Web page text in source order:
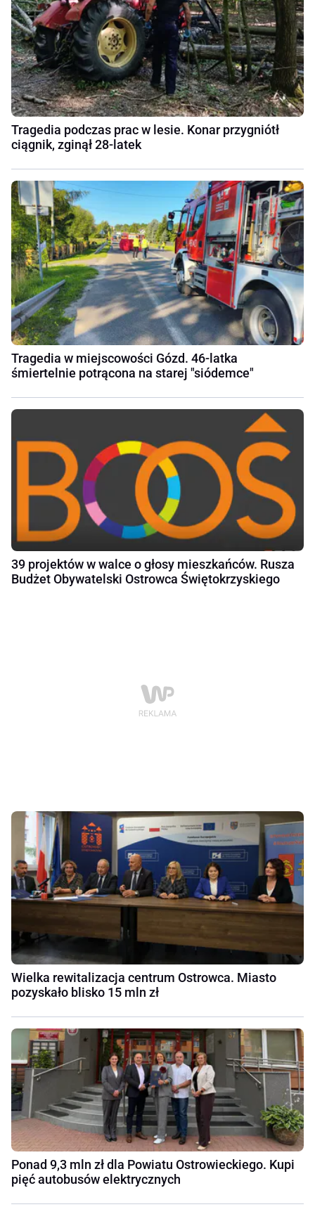
Tragedia podczas prac w lesie. Konar przygniótł
ciągnik, zginął 28-latek
Tragedia w miejscowości Gózd. 46-latka
śmiertelnie potrącona na starej "siódemce"
39 projektów w walce o głosy mieszkańców. Rusza
Budżet Obywatelski Ostrowca Świętokrzyskiego
Wielka rewitalizacja centrum Ostrowca. Miasto
pozyskało blisko 15 mln zł
Ponad 9,3 mln zł dla Powiatu Ostrowieckiego. Kupi
pięć autobusów elektrycznych